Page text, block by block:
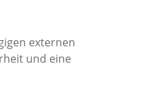
externen
und eine